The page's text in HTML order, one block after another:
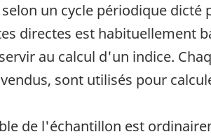
un cycle périodique
directes est habituellement
au calcul d'un indice.
sont utilisés pour
de l'échantillon est